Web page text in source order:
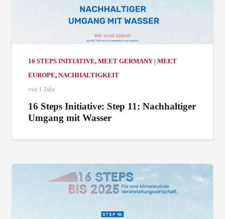
16 STEPS INITIATIVE, MEET GERMANY | MEET
EUROPE, NACHHALTIGKEIT
vor 1 Jahr
16 Steps Initiative: Step 11: Nachhaltiger
Umgang mit Wasser